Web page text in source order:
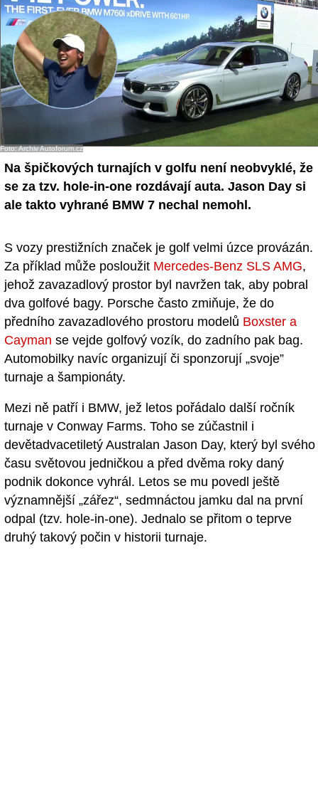
Foto: Archiv Autoforum.cz
Na špičkových turnajích v golfu není neobvyklé, že
se za tzv. hole-in-one rozdávají auta. Jason Day si
ale takto vyhrané BMW 7 nechal nemohl.
S vozy prestižních značek je golf velmi úzce provázán.
Za příklad může posloužit Mercedes-Benz SLS AMG,
jehož zavazadlový prostor byl navržen tak, aby pobral
dva golfové bagy. Porsche často zmiňuje, že do
předního zavazadlového prostoru modelů Boxster a
Cayman se vejde golfový vozík, do zadního pak bag.
Automobilky navíc organizují či sponzorují „svoje”
turnaje a šampionáty.
Mezi ně patří i BMW, jež letos pořádalo další ročník
turnaje v Conway Farms. Toho se zúčastnil i
devětadvacetiletý Australan Jason Day, který byl svého
času světovou jedničkou a před dvěma roky daný
podnik dokonce vyhrál. Letos se mu povedl ještě
významnější „zářez“, sedmnáctou jamku dal na první
odpal (tzv. hole-in-one). Jednalo se přitom o teprve
druhý takový počin v historii turnaje.